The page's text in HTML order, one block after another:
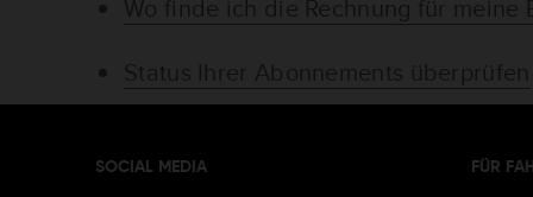
SOCIAL MEDIA FÜR